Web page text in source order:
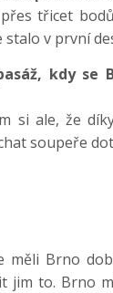
třicet
v první
kdy se
si ale, že
soupeře
Brno
to. Brno